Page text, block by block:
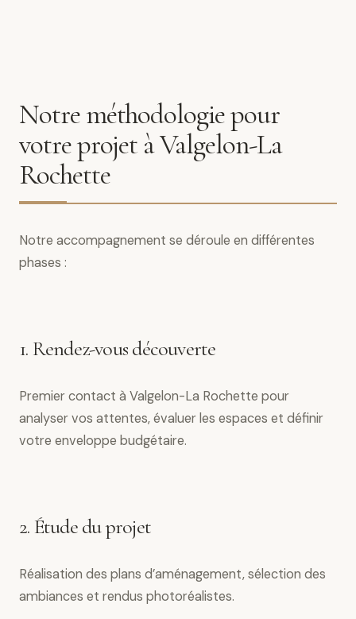
Notre méthodologie pour
votre projet à Valgelon-La
Rochette
Notre accompagnement se déroule en différentes
phases :
1. Rendez-vous découverte
Premier contact à Valgelon-La Rochette pour
analyser vos attentes, évaluer les espaces et définir
votre enveloppe budgétaire.
2. Étude du projet
Réalisation des plans d’aménagement, sélection des
ambiances et rendus photoréalistes.